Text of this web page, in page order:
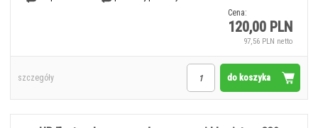
Cena:
120,00 PLN
97,56 PLN netto
do koszyka
szczegóły